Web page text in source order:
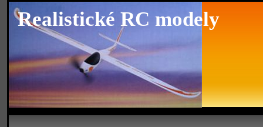
Realistické RC modely